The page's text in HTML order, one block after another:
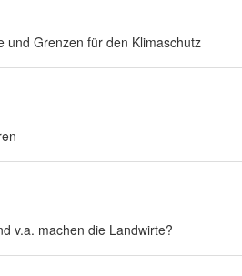
und Grenzen für den Klimaschutz
v.a. machen die Landwirte?